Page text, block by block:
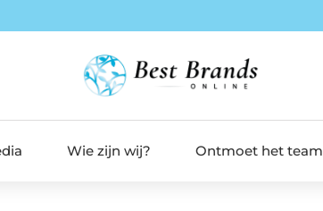
Wie zijn wij? Ontmoet het team